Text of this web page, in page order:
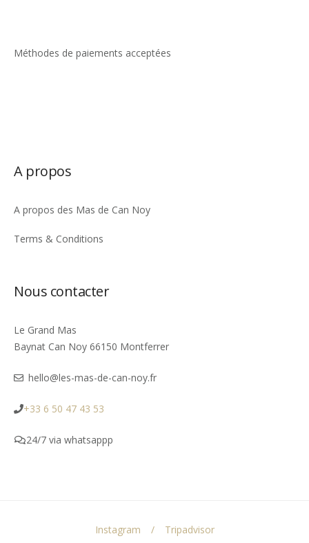
Méthodes de paiements acceptées
A propos
A propos des Mas de Can Noy
Terms & Conditions
Nous contacter
Le Grand Mas
Baynat Can Noy 66150 Montferrer
hello@les-mas-de-can-noy.fr
+33 6 50 47 43 53
24/7 via whatsappp
Instagram Tripadvisor